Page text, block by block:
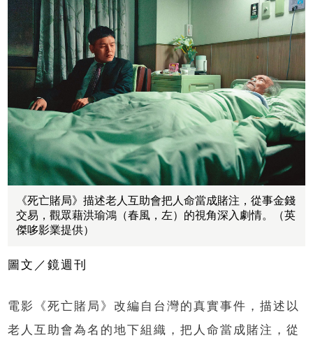
《死亡賭局》描述老人互助會把人命當成賭注，從事金錢
交易，觀眾藉洪瑜鴻（春風，左）的視角深入劇情。（英
傑哆影業提供）
圖文／鏡週刊
電影《死亡賭局》改編自台灣的真實事件，描述以
老人互助會為名的地下組織，把人命當成賭注，從